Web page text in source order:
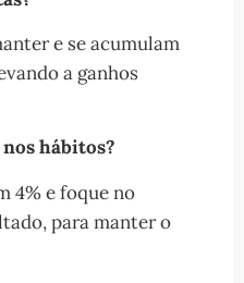
e se acumulam
a ganhos
hábitos?
4% e foque no
para manter o